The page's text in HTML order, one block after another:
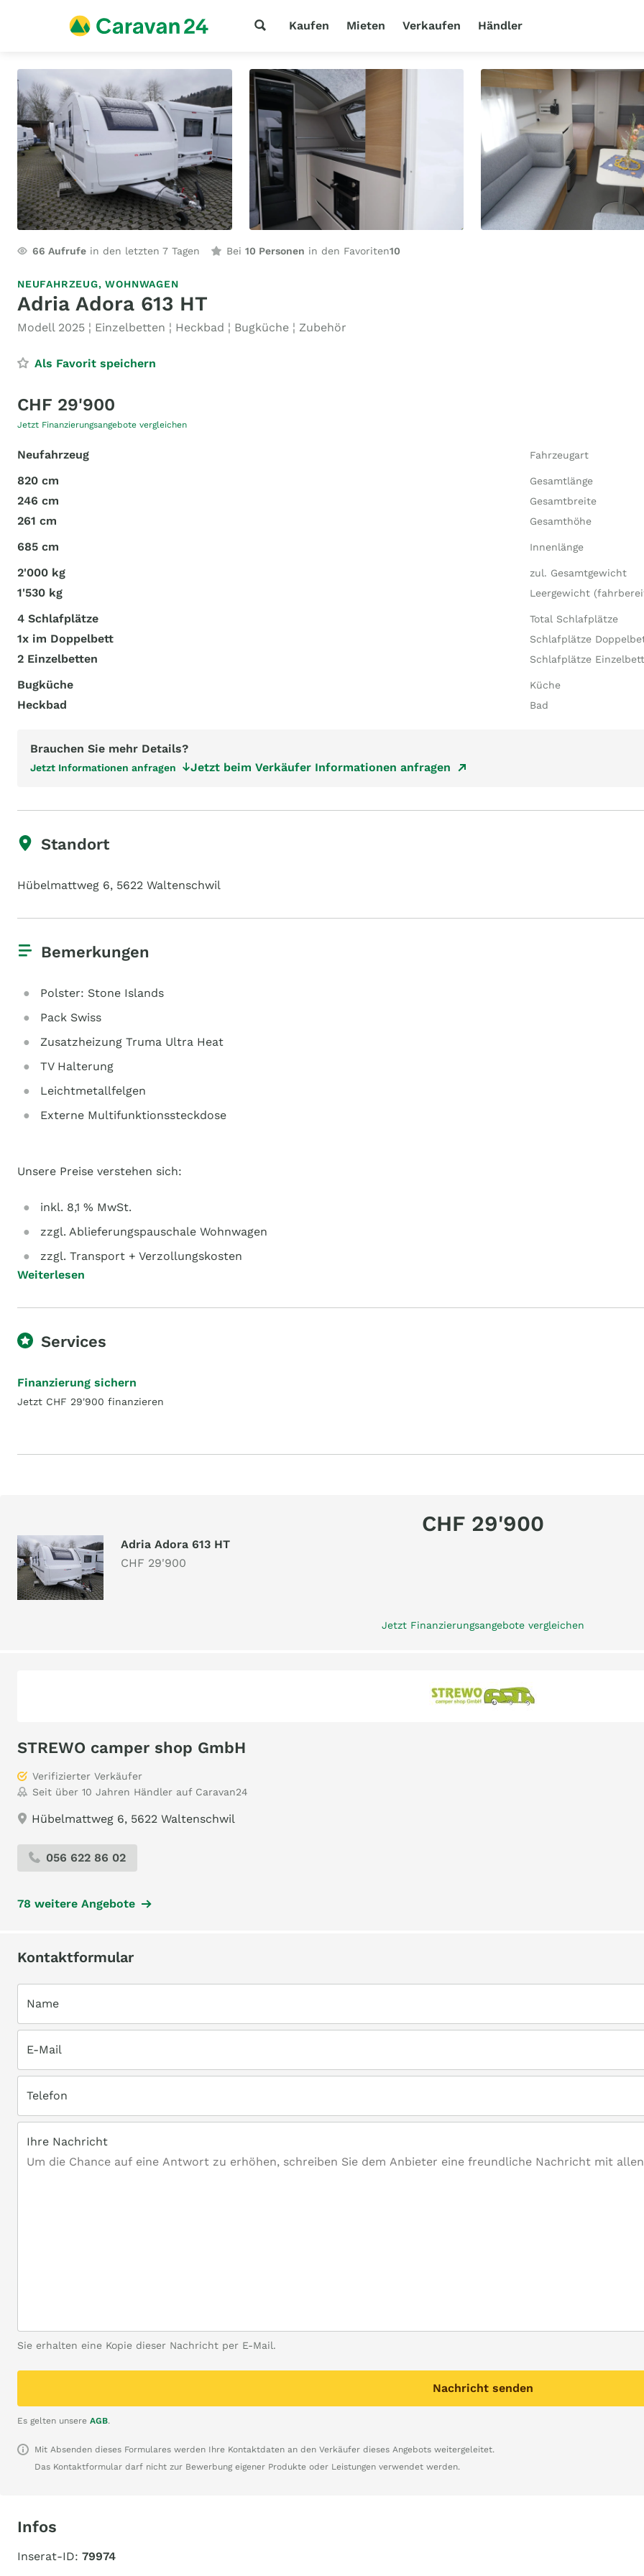
Kaufen Mieten Verkaufen Händler
66 Aufrufe in den letzten 7 Tagen Bei 10 Personen in den Favoriten10
NEUFAHRZEUG,WOHNWAGEN
Adria Adora 613 HT
Modell 2025 ¦ Einzelbetten ¦ Heckbad ¦ Bugküche ¦ Zubehör
Als Favorit speichern
CHF 29'900
Jetzt Finanzierungsangebote vergleichen
Neufahrzeug Fahrzeugart
820 cm Gesamtlänge
246 cm Gesamtbreite
261 cm Gesamthöhe
685 cm Innenlänge
2'000 kg zul. Gesamtgewicht
1'530 kg Leergewicht
4 Schlafplätze Total Schlafplätze
1x im Doppelbett Schlafplätze
2 Einzelbetten Schlafplätze Einzelbett
Bugküche Küche
Heckbad Bad
Brauchen Sie mehr Details?
Jetzt Informationen anfragen Jetzt beim Verkäufer Informationen anfragen
Standort
Hübelmattweg 6, 5622 Waltenschwil
Bemerkungen
Polster: Stone Islands
Pack Swiss
Zusatzheizung Truma Ultra Heat
TV Halterung
Leichtmetallfelgen
Externe Multifunktionssteckdose
Unsere Preise verstehen sich:
inkl. 8,1 % MwSt.
zzgl. Ablieferungspauschale Wohnwagen
zzgl. Transport + Verzollungskosten
Weiterlesen
Services
Finanzierung sichern
Jetzt CHF 29'900 finanzieren
CHF 29'900
Adria Adora 613 HT
CHF 29'900
Jetzt Finanzierungsangebote vergleichen
STREWO camper shop GmbH
Verifizierter Verkäufer
Seit über 10 Jahren Händler auf Caravan24
Hübelmattweg 6, 5622 Waltenschwil
056 622 86 02
78 weitere Angebote
Kontaktformular
Name
E-Mail
Telefon
Ihre Nachricht
Sie erhalten eine Kopie dieser Nachricht per E-Mail.
Nachricht senden
Es gelten unsere AGB.
Mit Absenden dieses Formulares werden Ihre Kontaktdaten an den Verkäufer dieses Angebots weitergeleitet.
Das Kontaktformular darf nicht zur Bewerbung eigener Produkte oder Leistungen verwendet werden.
Infos
Inserat-ID: 79974